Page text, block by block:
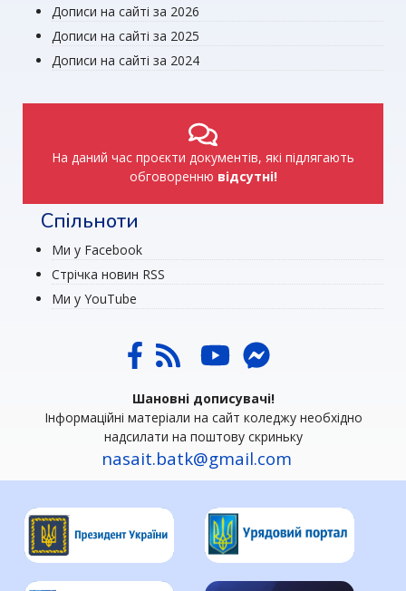
Дописи на сайті за 2026
Дописи на сайті за 2025
Дописи на сайті за 2024
На даний час проєкти документів, які підлягають
обговоренню відсутні!
Спільноти
Ми у Facebook
Стрічка новин RSS
Ми у YouTube
Шановні дописувачі!
Інформаційні матеріали на сайт коледжу необхідно
надсилати на поштову скриньку
nasait.batk@gmail.com